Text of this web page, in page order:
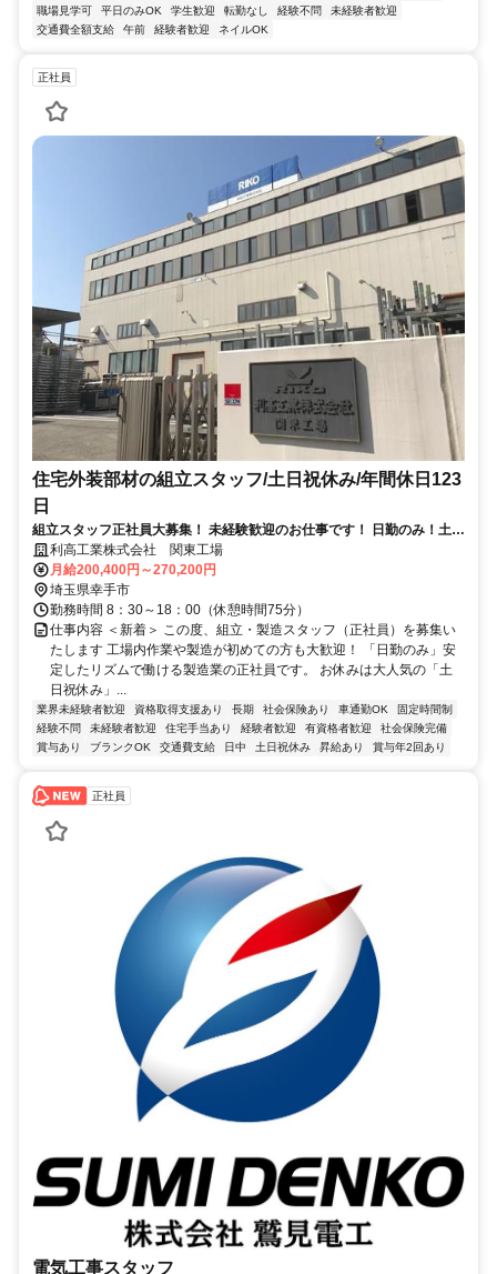
職場見学可
平日のみOK 学生歓迎 転勤なし 経験不問
未経験者歓迎
交通費全額支給
午前 経験者歓迎 ネイルOK
正社員
住宅外装部材の組立スタッフ/土日祝休み/年間休日123
日
組立スタッフ正社員大募集！ 未経験歓迎のお仕事です！ 日勤のみ！土日
祝休み！
利高工業株式会社 関東工場
月給200,400円～270,200円
埼玉県幸手市
勤務時間 8：30～18：00（休憩時間75分）
仕事内容 ＜新着＞ この度、組立・製造スタッフ（正社員）を募集い
たします 工場内作業や製造が初めての方も大歓迎！ 「日勤のみ」安
定したリズムで働ける製造業の正社員です。 お休みは大人気の「土
日祝休み」...
業界未経験者歓迎 資格取得支援あり 長期 社会保険あり 車通勤OK
固定時間制
経験不問
未経験者歓迎 住宅手当あり 経験者歓迎 有資格者歓迎
社会保険完備
賞与あり
ブランクOK 交通費支給 日中 土日祝休み 昇給あり 賞与年2回あり
正社員
電気工事スタッフ